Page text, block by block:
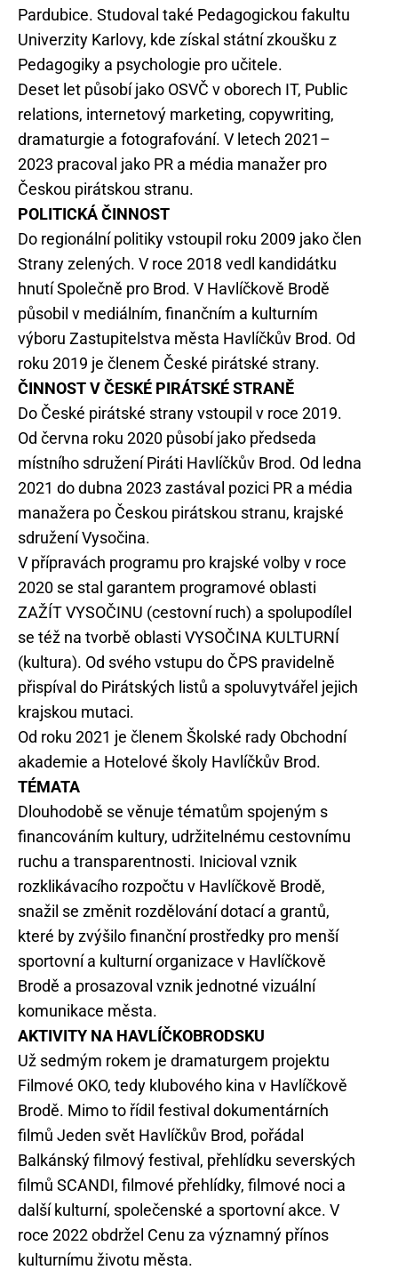
Pardubice. Studoval také Pedagogickou fakultu
Univerzity Karlovy, kde získal státní zkoušku z
Pedagogiky a psychologie pro učitele.
Deset let působí jako OSVČ v oborech IT, Public
relations, internetový marketing, copywriting,
dramaturgie a fotografování. V letech 2021–
2023 pracoval jako PR a média manažer pro
Českou pirátskou stranu.
POLITICKÁ ČINNOST
Do regionální politiky vstoupil roku 2009 jako člen
Strany zelených. V roce 2018 vedl kandidátku
hnutí Společně pro Brod. V Havlíčkově Brodě
působil v mediálním, finančním a kulturním
výboru Zastupitelstva města Havlíčkův Brod. Od
roku 2019 je členem České pirátské strany.
ČINNOST V ČESKÉ PIRÁTSKÉ STRANĚ
Do České pirátské strany vstoupil v roce 2019.
Od června roku 2020 působí jako předseda
místního sdružení Piráti Havlíčkův Brod. Od ledna
2021 do dubna 2023 zastával pozici PR a média
manažera po Českou pirátskou stranu, krajské
sdružení Vysočina.
V přípravách programu pro krajské volby v roce
2020 se stal garantem programové oblasti
ZAŽÍT VYSOČINU (cestovní ruch) a spolupodílel
se též na tvorbě oblasti VYSOČINA KULTURNÍ
(kultura). Od svého vstupu do ČPS pravidelně
přispíval do Pirátských listů a spoluvytvářel jejich
krajskou mutaci.
Od roku 2021 je členem Školské rady Obchodní
akademie a Hotelové školy Havlíčkův Brod.
TÉMATA
Dlouhodobě se věnuje tématům spojeným s
financováním kultury, udržitelnému cestovnímu
ruchu a transparentnosti. Inicioval vznik
rozklikávacího rozpočtu v Havlíčkově Brodě,
snažil se změnit rozdělování dotací a grantů,
které by zvýšilo finanční prostředky pro menší
sportovní a kulturní organizace v Havlíčkově
Brodě a prosazoval vznik jednotné vizuální
komunikace města.
AKTIVITY NA HAVLÍČKOBRODSKU
Už sedmým rokem je dramaturgem projektu
Filmové OKO, tedy klubového kina v Havlíčkově
Brodě. Mimo to řídil festival dokumentárních
filmů Jeden svět Havlíčkův Brod, pořádal
Balkánský filmový festival, přehlídku severských
filmů SCANDI, filmové přehlídky, filmové noci a
další kulturní, společenské a sportovní akce. V
roce 2022 obdržel Cenu za významný přínos
kulturnímu životu města.